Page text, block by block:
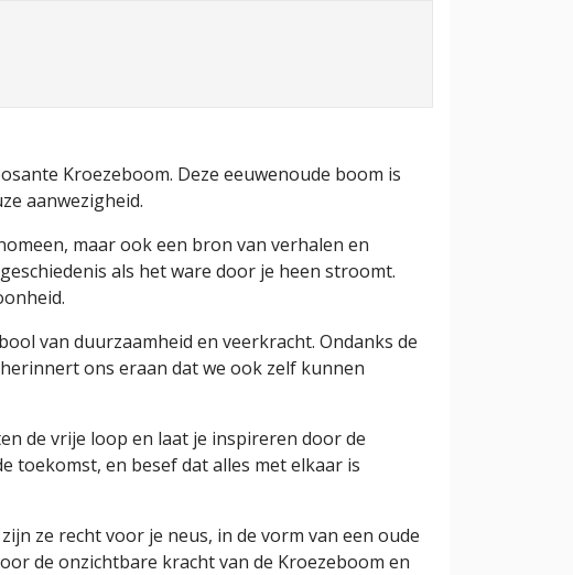
Kroezeboom. Deze eeuwenoude boom is
aanwezigheid.
maar ook een bron van verhalen en
als het ware door je heen stroomt.
van duurzaamheid en veerkracht. Ondanks de
ons eraan dat we ook zelf kunnen
de vrije loop en laat je inspireren door de
toekomst, en besef dat alles met elkaar is
ze recht voor je neus, in de vorm van een oude
de onzichtbare kracht van de Kroezeboom en